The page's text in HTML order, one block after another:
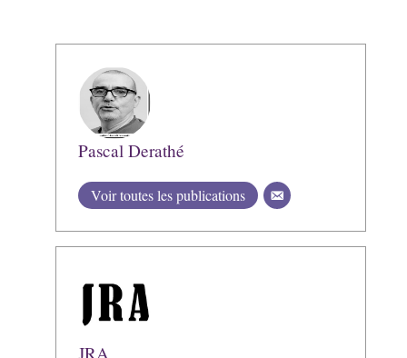
Pascal Derathé
Voir toutes les publications
JRA